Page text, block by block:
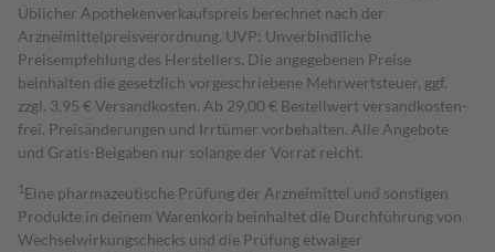
Üblicher Apothekenverkaufspreis berechnet nach der
Arzneimittelpreisverordnung. UVP: Unverbindliche
Preisempfehlung des Herstellers. Die angegebenen Preise
beinhalten die gesetzlich vorgeschriebene Mehrwertsteuer, ggf.
zzgl. 3,95 € Versandkosten. Ab 29,00 € Bestell­wert versand­kosten­
frei. Preisänderungen und Irrtümer vorbehalten. Alle Angebote
und Gratis-Beigaben nur solange der Vorrat reicht.
1 Eine pharmazeutische Prüfung der Arzneimittel und sonstigen
Produkte in deinem Warenkorb beinhaltet die Durchführung von
Wechselwirkungschecks und die Prüfung etwaiger